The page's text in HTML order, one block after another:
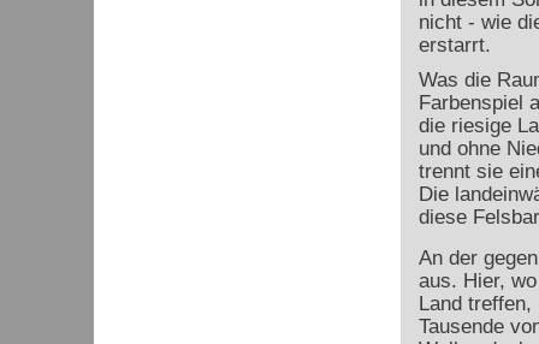
nicht - wie
erstarrt.
Was die
Farbenspiel
die riesige
und ohne
trennt sie
Die
diese
An der
aus. Hier,
Land
Tausende